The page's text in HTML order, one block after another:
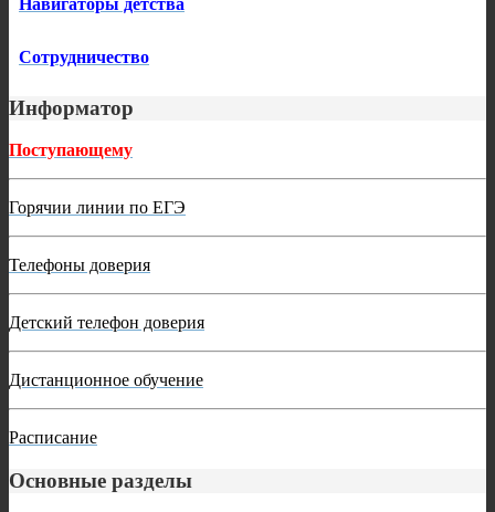
Сотрудничество
Информатор
Поступающему
Горячии линии по ЕГЭ
Телефоны доверия
Детский телефон доверия
Дистанционное обучение
Расписание
Основные разделы